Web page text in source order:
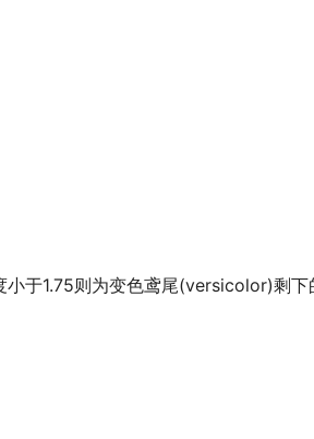
于1.75则为变色鸢尾(versicolor)剩下